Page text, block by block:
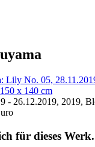
- 26.12.2019, 2019,
für dieses Werk.